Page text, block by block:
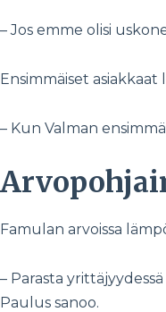
– Jos emme olisi
Ensimmäiset asiakkaat
– Kun Valman
Famulan arvoissa
– Parasta
Paulus sanoo.